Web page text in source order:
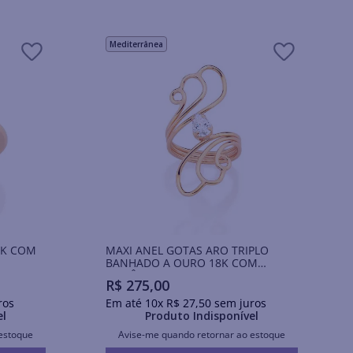
COM
Mediterrânea
MAXI ANEL GOTAS ARO TRIPLO
BANHADO A OURO 18K COM
ZIRCÔNIA
R$ 275,00
Em até 10x R$ 27,50sem juros
Produto Indisponível
Avise-me quando retornar ao estoque